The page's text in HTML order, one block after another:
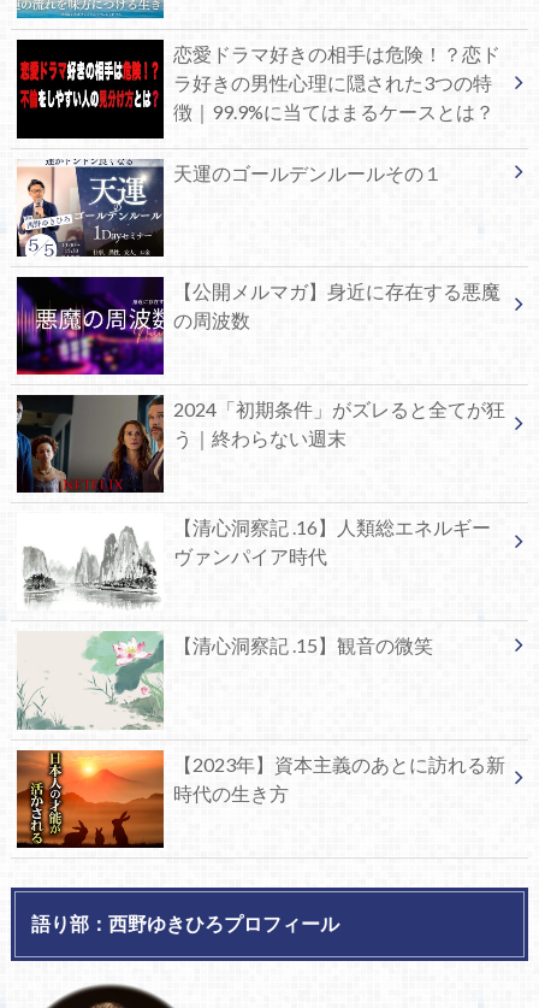
恋愛ドラマ好きの相手は危険！？恋ド
ラ好きの男性心理に隠された3つの特
徴｜99.9%に当てはまるケースとは？
天運のゴールデンルールその１
【公開メルマガ】身近に存在する悪魔
の周波数
2024「初期条件」がズレると全てが狂
う｜終わらない週末
【清心洞察記 .16】人類総エネルギー
ヴァンパイア時代
【清心洞察記 .15】観音の微笑
【2023年】資本主義のあとに訪れる新
時代の生き方
語り部：西野ゆきひろプロフィール